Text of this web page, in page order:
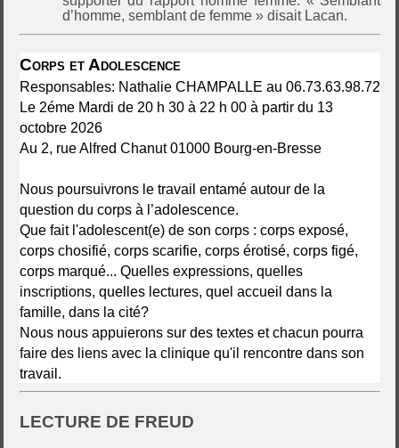
d’homme, semblant de femme » disait Lacan.
Corps et Adolescence
Responsables: Nathalie CHAMPALLE au 06.73.63.98.72
Le 2éme Mardi de 20 h 30 à 22 h 00 à partir du 13
octobre 2026
Au 2, rue Alfred Chanut 01000 Bourg-en-Bresse
Nous poursuivrons le travail entamé autour de la
question du corps à l’adolescence.
Que fait l'adolescent(e) de son corps : corps exposé,
corps chosifié, corps scarifie, corps érotisé, corps figé,
corps marqué... Quelles expressions, quelles
inscriptions, quelles lectures, quel accueil dans la
famille, dans la cité?
Nous nous appuierons sur des textes et chacun pourra
faire des liens avec la clinique qu'il rencontre dans son
travail.
LECTURE DE FREUD